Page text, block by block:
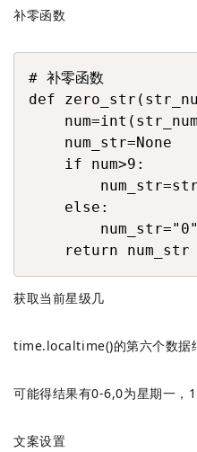
补零函数
# 补零函数
def
    num_str=None
    if num>9:
    else:
    return num_str
获取当前星级几
time.localtime()的第六个数据
可能得结果有0-6,0为星期一，
文案设置